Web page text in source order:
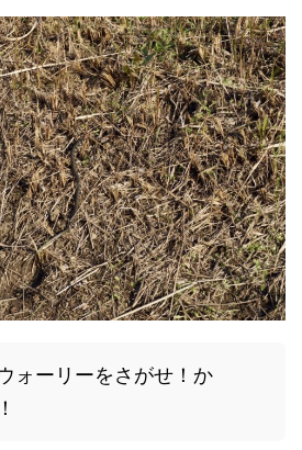
ォーリーをさがせ！か